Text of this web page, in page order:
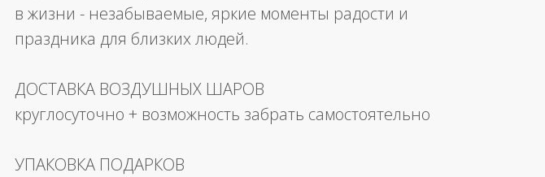
в жизни - незабываемые, яркие моменты радости и
праздника для близких людей.
ДОСТАВКА ВОЗДУШНЫХ ШАРОВ
круглосуточно + возможность забрать самостоятельно
УПАКОВКА ПОДАРКОВ